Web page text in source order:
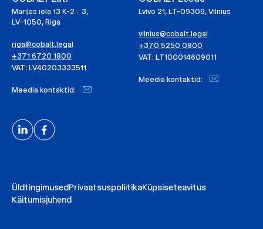
Marijas iela 13 K-2 - 3,
LV-1050, Riga
riga@cobalt.legal
+371 6720 1800
VAT: LV40203333511
Meedia kontaktid:
Lvivo 21, LT-09309, Vilnius
vilnius@cobalt.legal
+370 5250 0800
VAT: LT100014609011
Meedia kontaktid:
ÜldtingimusedPrivaatsuspoliitikaKüpsiseteavitus
Käitumisjuhend